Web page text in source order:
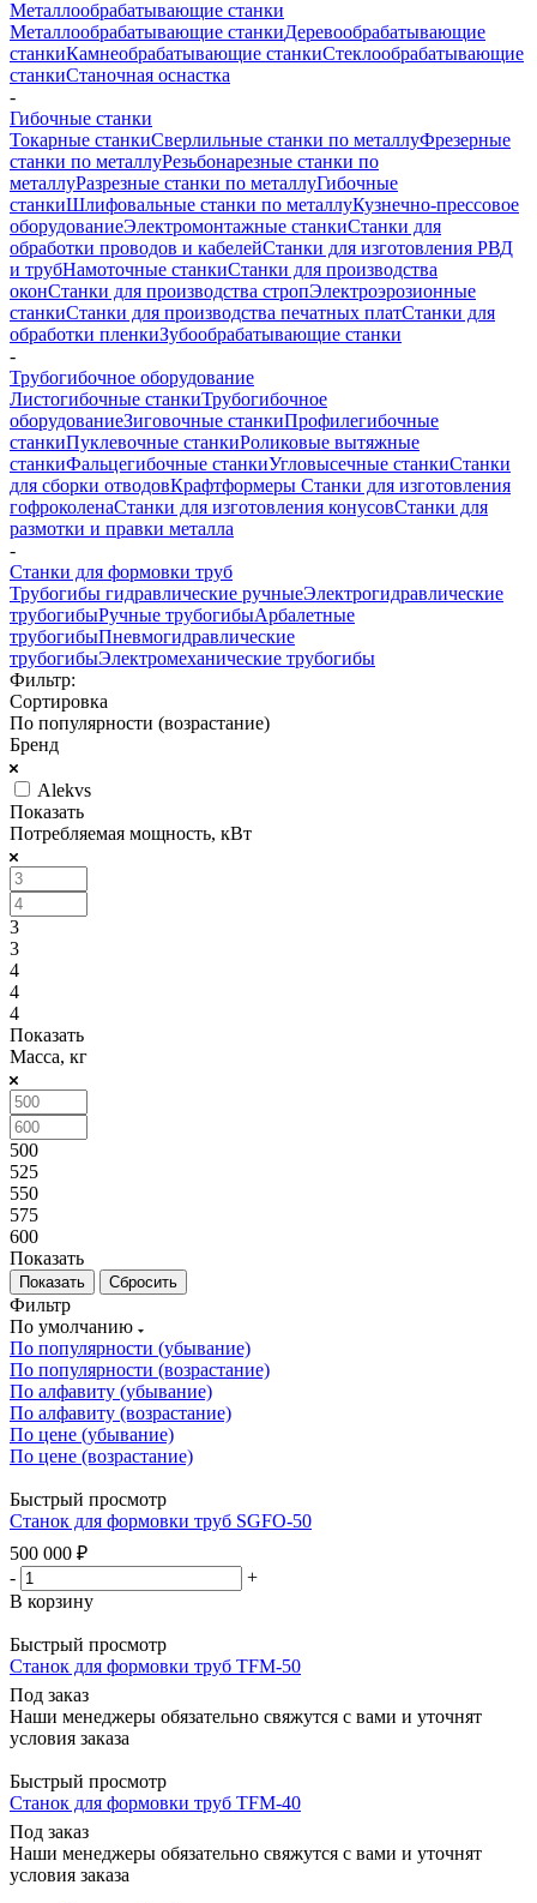
Металлообрабатывающие станки
Металлообрабатывающие станкиДеревообрабатывающие
станкиКамнеобрабатывающие станкиСтеклообрабатывающие
станкиСтаночная оснастка
-
Гибочные станки
Токарные станкиСверлильные станки по металлуФрезерные
станки по металлуРезьбонарезные станки по
металлуРазрезные станки по металлуГибочные
станкиШлифовальные станки по металлуКузнечно-прессовое
оборудованиеЭлектромонтажные станкиСтанки для
обработки проводов и кабелейСтанки для изготовления РВД
и трубНамоточные станкиСтанки для производства
оконСтанки для производства стропЭлектроэрозионные
станкиСтанки для производства печатных платСтанки для
обработки пленкиЗубообрабатывающие станки
-
Трубогибочное оборудование
Листогибочные станкиТрубогибочное
оборудованиеЗиговочные станкиПрофилегибочные
станкиПуклевочные станкиРоликовые вытяжные
станкиФальцегибочные станкиУгловысечные станкиСтанки
для сборки отводовКрафтформеры Станки для изготовления
гофроколенаСтанки для изготовления конусовСтанки для
размотки и правки металла
-
Станки для формовки труб
Трубогибы гидравлические ручныеЭлектрогидравлические
трубогибыРучные трубогибыАрбалетные
трубогибыПневмогидравлические
трубогибыЭлектромеханические трубогибы
Фильтр:
Сортировка
По популярности (возрастание)
Бренд
Alekvs
Показать
Потребляемая мощность, кВт
3
3
4
4
4
Показать
Масса, кг
500
525
550
575
600
Показать
Сбросить
Фильтр
По умолчанию
По популярности (убывание)
По популярности (возрастание)
По алфавиту (убывание)
По алфавиту (возрастание)
По цене (убывание)
По цене (возрастание)
Быстрый просмотр
Станок для формовки труб SGFO-50
500 000 ₽
-
+
В корзину
Быстрый просмотр
Станок для формовки труб ТFМ-50
Под заказ
Наши менеджеры обязательно свяжутся с вами и уточнят
условия заказа
Быстрый просмотр
Станок для формовки труб ТFМ-40
Под заказ
Наши менеджеры обязательно свяжутся с вами и уточнят
условия заказа